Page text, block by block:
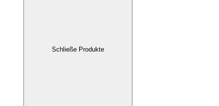
Schließe Produkte